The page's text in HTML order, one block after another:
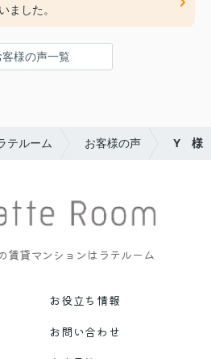
ました。
客様の声一覧
テルーム お客様の声 Y 様
賃貸マンションはラテルーム
お役立ち情報
お問い合わせ